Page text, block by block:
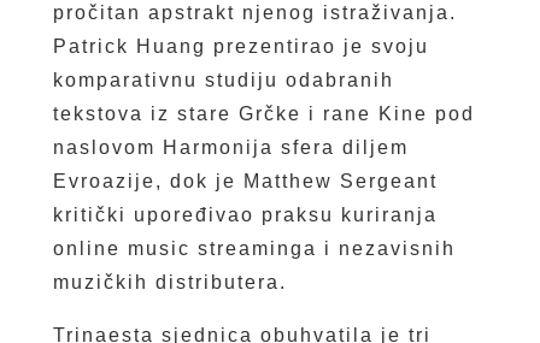
pročitan apstrakt njenog istraživanja.
Patrick Huang prezentirao je svoju
komparativnu studiju odabranih
tekstova iz stare Grčke i rane Kine pod
naslovom Harmonija sfera diljem
Evroazije, dok je Matthew Sergeant
kritički upoređivao praksu kuriranja
online music streaminga i nezavisnih
muzičkih distributera.
Trinaesta sjednica obuhvatila je tri